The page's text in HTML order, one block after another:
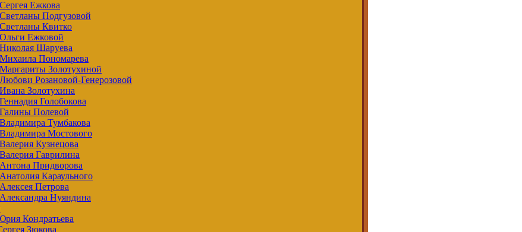
Ежкова
Подгузовой
Квитко
Ежковой
Шаруева
Пономарева
Золотухиной
Розановой-Генерозовой
Золотухина
Голобокова
Полевой
Тумбакова
Мостового
Кузнецова
Гаврилина
Придворова
Караульного
Петрова
Нуяндина
Кондратьева
Зюкова